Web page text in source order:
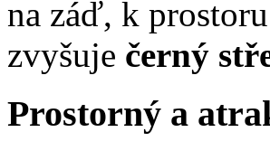
na záď, k
zvyšuje černý
Prostorný a